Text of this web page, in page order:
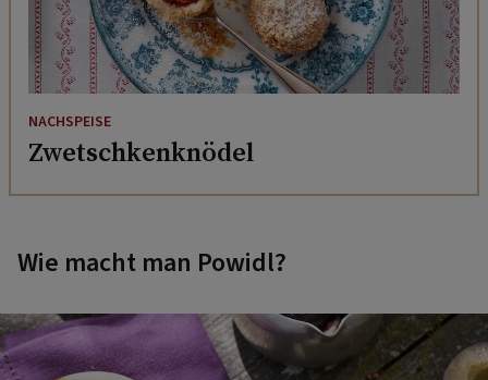
NACHSPEISE
Zwetschkenknödel
Wie macht man Powidl?